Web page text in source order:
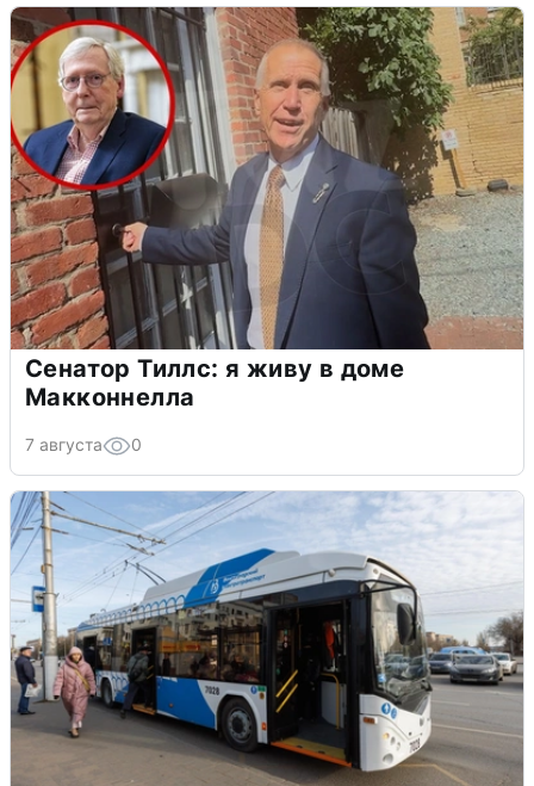
Сенатор Тиллс: я живу в доме
Макконнелла
7 августа 0